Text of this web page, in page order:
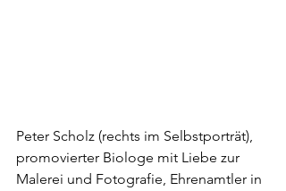
Peter Scholz (rechts im Selbstporträt),
promovierter Biologe mit Liebe zur
Malerei und Fotografie, Ehrenamtler in